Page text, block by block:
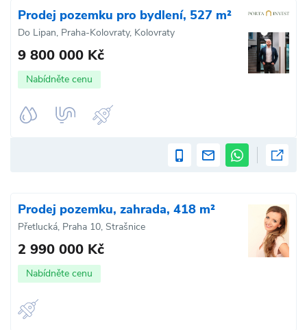
Prodej pozemku pro bydlení, 527 m²
Do Lipan, Praha-Kolovraty, Kolovraty
9 800 000 Kč
Nabídněte cenu
Prodej pozemku, zahrada, 418 m²
Přetlucká, Praha 10, Strašnice
2 990 000 Kč
Nabídněte cenu